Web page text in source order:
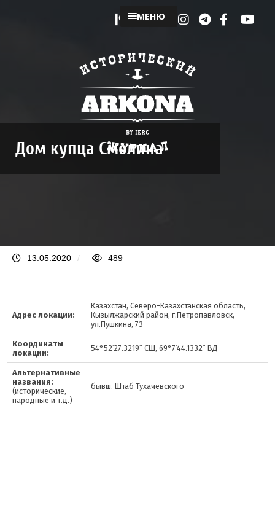
МЕНЮ
Дом купца Смолина
13.05.2020 / 489
Адрес локации:
Казахстан, Северо-Казахстанская область,
Кызылжарский район, г.Петропавловск,
ул.Пушкина, 73
Координаты
локации:
54°52′27.3219″ СШ, 69°7′44.1332″ ВД
Альтернативные
названия:
(исторические,
народные и т.д.)
бывш. Штаб Тухачевского